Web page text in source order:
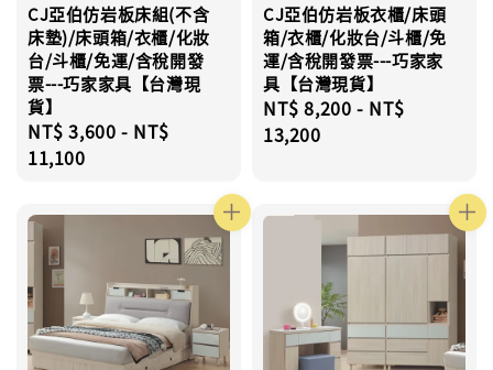
CJ亞伯仿岩板床組(不含
床墊)/床頭箱/衣櫃/化妝
台/斗櫃/免運/含稅開發
票---巧家家具【台灣現
貨】
Regular
price
NT$ 3,600 - NT$
11,100
CJ亞伯仿岩板衣櫃/床頭
箱/衣櫃/化妝台/斗櫃/免
運/含稅開發票---巧家家
具【台灣現貨】
Regular
price
NT$ 8,200 - NT$
13,200